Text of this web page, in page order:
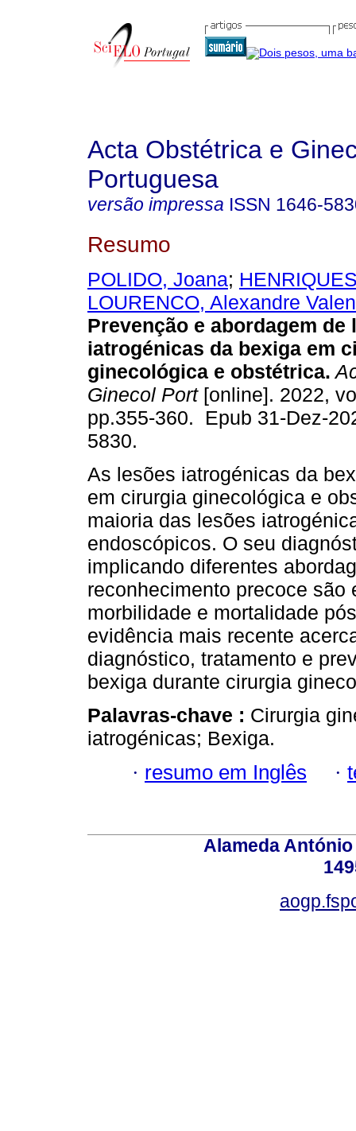
Acta Obstétrica e
Portuguesa
versão impressa ISSN 1646-
Resumo
POLIDO, Joana;
LOURENCO, Alexandre
Prevenção e abordagem de
iatrogénicas da bexiga em
ginecológica e obstétrica.
Ginecol Port[online]. 2022,
pp.355-360. Epub 31-Dez-
5830.
As lesões iatrogénicas da
em cirurgia ginecológica e
maioria das lesões
endoscópicos. O seu
implicando diferentes
reconhecimento precoce
morbilidade e mortalidade
evidência mais recente
diagnóstico, tratamento e
bexiga durante cirurgia
Palavras-chave : Cirurgia
iatrogénicas; Bexiga.
· resumo em Inglês ·
Alameda